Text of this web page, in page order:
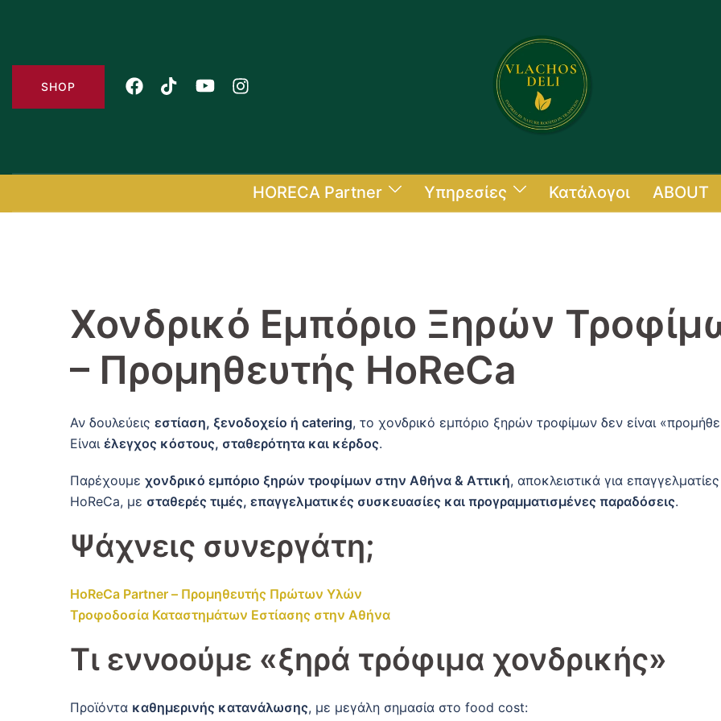
SHOP
HORECA Partner Υπηρεσίες Κατάλογοι ABOUT
Χονδρικό Εμπόριο Ξηρών
– Προμηθευτής HoReCa
Αν δουλεύεις εστίαση, ξενοδοχείο ή catering, το χονδρικό εμπόριο ξηρών τροφίμων δεν είναι
Είναι έλεγχος κόστους, σταθερότητα και κέρδος.
Παρέχουμε χονδρικό εμπόριο ξηρών τροφίμων στην Αθήνα & Αττική, αποκλειστικά για επαγγελματίες
HoReCa, με σταθερές τιμές, επαγγελματικές συσκευασίες και προγραμματισμένες παραδόσεις.
Ψάχνεις συνεργάτη;
HoReCa Partner – Προμηθευτής Πρώτων Υλών
Τροφοδοσία Καταστημάτων Εστίασης στην Αθήνα
Τι εννοούμε «ξηρά τρόφιμα χονδρικής»
Προϊόντα καθημερινής κατανάλωσης, με μεγάλη σημασία στο food cost: